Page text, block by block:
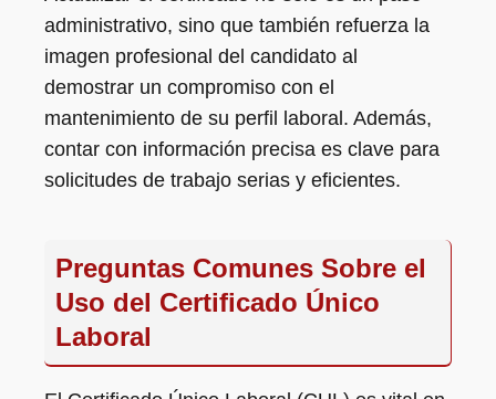
administrativo, sino que también refuerza la
imagen profesional del candidato al
demostrar un compromiso con el
mantenimiento de su perfil laboral. Además,
contar con información precisa es clave para
solicitudes de trabajo serias y eficientes.
Preguntas Comunes Sobre el
Uso del Certificado Único
Laboral